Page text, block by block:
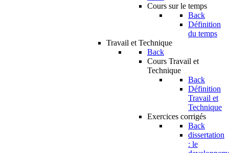
Cours sur le temps
Back
Définition
du temps
Travail et Technique
Back
Cours Travail et
Technique
Back
Définition
Travail et
Technique
Exercices corrigés
Back
dissertation
: le